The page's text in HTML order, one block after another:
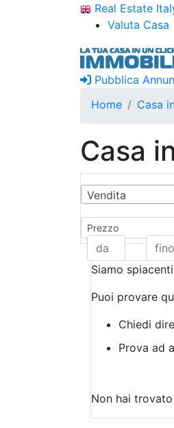
Real Estate
Valuta Casa
Pubblica
Home
Casa
Casa
Vendita
Prezzo
Siamo
Puoi provare
Chiedi
Prova ad
Non hai